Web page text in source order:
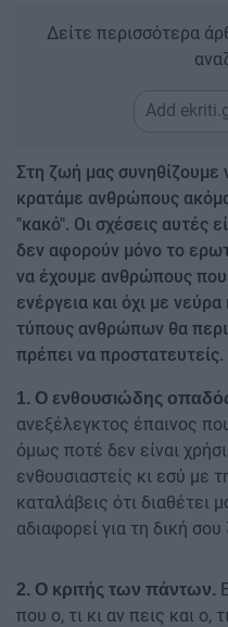
Δείτε περισσότερα
Add
Στη ζωή μας συνηθίζουμε
κρατάμε ανθρώπους
"κακό". Οι σχέσεις αυτές
δεν αφορούν μόνο το
να έχουμε ανθρώπους που
ενέργεια και όχι με
τύπους ανθρώπων θα
πρέπει να προστατευτείς.
1. Ο ενθουσιώδης
ανεξέλεγκτος έπαινος
όμως ποτέ δεν είναι
ενθουσιαστείς κι εσύ με
καταλάβεις ότι διαθέτει
αδιαφορεί για τη δική
2. Ο κριτής των πάντων.
που ο, τι κι αν πεις και ο,